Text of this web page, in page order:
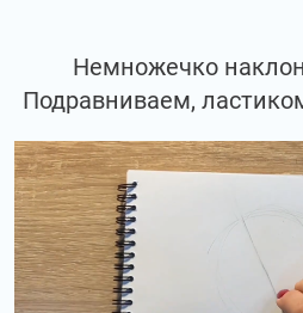
Немножечко
Подравниваем,